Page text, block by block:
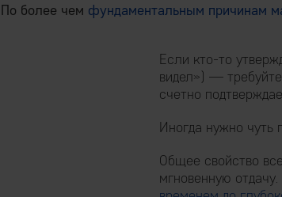
По более чем фундаментальным причинам
Если кто-то
видел») —
счетно
Иногда нужно чуть
Общее свойство
мгновенную